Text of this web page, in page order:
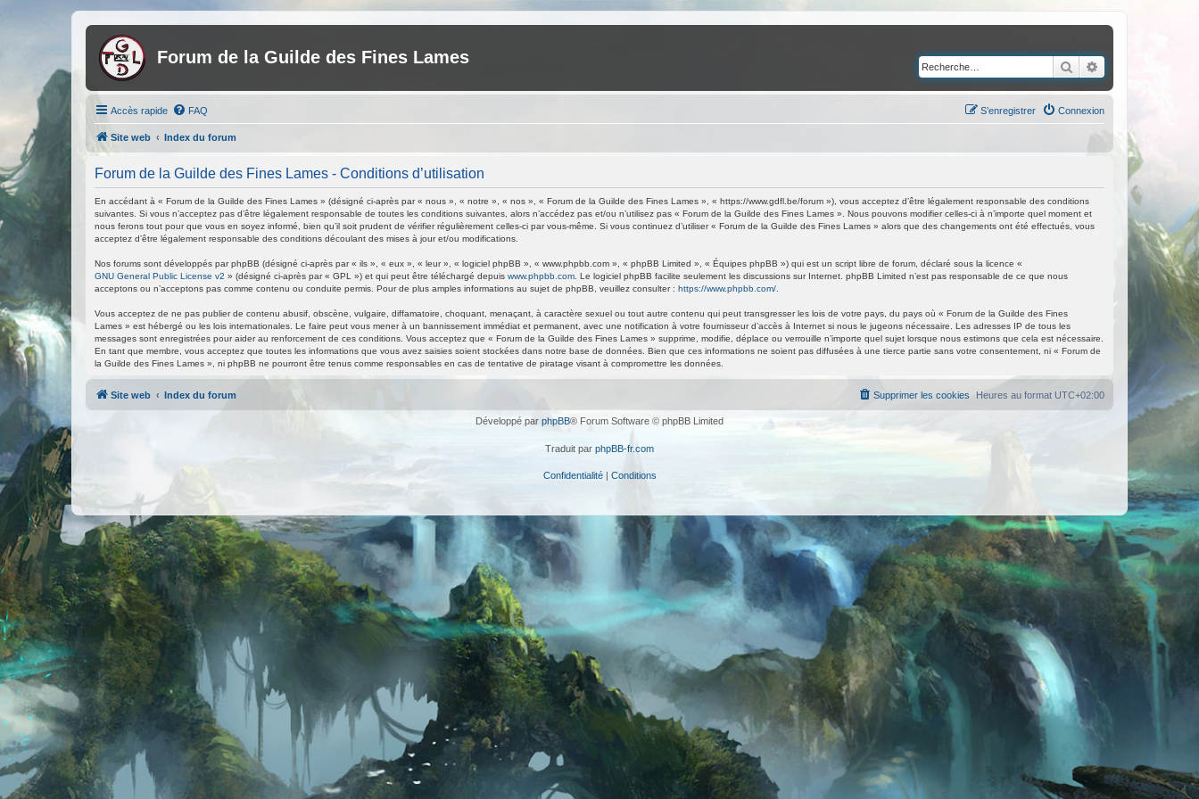
Forum de la Guilde des Fines Lames Rechercher
Accès rapide FAQ Connexion
S’enregistrer
Site web Index du forum
Forum de la Guilde des Fines Lames - Conditions d’utilisation
En accédant à « Forum de la Guilde des Fines Lames » (désigné ci-après par « nous », « notre », « nos », « Forum de la Guilde des Fines Lames », « https://www.gdfl.be/forum »), vous acceptez d’être légalement responsable des conditions
suivantes. Si vous n’acceptez pas d’être légalement responsable de toutes les conditions suivantes, alors n’accédez pas et/ou n’utilisez pas « Forum de la Guilde des Fines Lames ». Nous pouvons modifier celles-ci à n’importe quel moment et
nous ferons tout pour que vous en soyez informé, bien qu’il soit prudent de vérifier régulièrement celles-ci par vous-même. Si vous continuez d’utiliser « Forum de la Guilde des Fines Lames » alors que des changements ont été effectués, vous
acceptez d’être légalement responsable des conditions découlant des mises à jour et/ou modifications.
Nos forums sont développés par phpBB (désigné ci-après par « ils », « eux », « leur », « logiciel phpBB », « www.phpbb.com », « phpBB Limited », « Équipes phpBB ») qui est un script libre de forum, déclaré sous la licence «
GNU General Public License v2 » (désigné ci-après par « GPL ») et qui peut être téléchargé depuis www.phpbb.com . Le logiciel phpBB facilite seulement les discussions sur Internet. phpBB Limited n’est pas responsable de ce que nous
acceptons ou n’acceptons pas comme contenu ou conduite permis. Pour de plus amples informations au sujet de phpBB, veuillez consulter : https://www.phpbb.com/
Vous acceptez de ne pas publier de contenu abusif, obscène, vulgaire, diffamatoire, choquant, menaçant, à caractère sexuel ou tout autre contenu qui peut transgresser les lois de votre pays, du pays où « Forum de la Guilde des Fines
Lames » est hébergé ou les lois internationales. Le faire peut vous mener à un bannissement immédiat et permanent, avec une notification à votre fournisseur d’accès à Internet si nous le jugeons nécessaire. Les adresses IP de tous les
messages sont enregistrées pour aider au renforcement de ces conditions. Vous acceptez que « Forum de la Guilde des Fines Lames » supprime, modifie, déplace ou verrouille n’importe quel sujet lorsque nous estimons que cela est nécessaire.
En tant que membre, vous acceptez que toutes les informations que vous avez saisies soient stockées dans notre base de données. Bien que ces informations ne soient pas diffusées à une tierce partie sans votre consentement, ni « Forum de
la Guilde des Fines Lames », ni phpBB ne pourront être tenus comme responsables en cas de tentative de piratage visant à compromettre les données.
Site web Index du forum Heures au format UTC+02:00
Supprimer les cookies
Développé par phpBB® Forum Software © phpBB Limited
Traduit par phpBB-fr.com
Confidentialité| Conditions